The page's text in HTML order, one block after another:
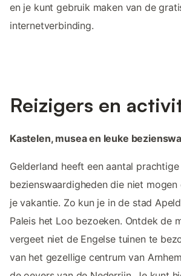
en je kunt gebruik maken van de
internetverbinding.
Reizigers en
Kastelen, musea en leuke
Gelderland heeft een aantal prachtige
bezienswaardigheden die niet
je vakantie. Zo kun je in de stad
Paleis het Loo bezoeken. Ontdek de
vergeet niet de Engelse tuinen te
van het gezellige centrum van